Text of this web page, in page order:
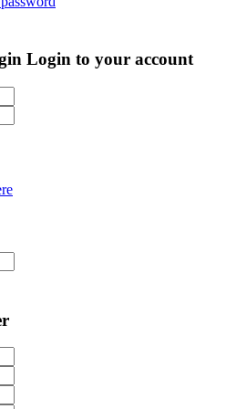
Login to your account